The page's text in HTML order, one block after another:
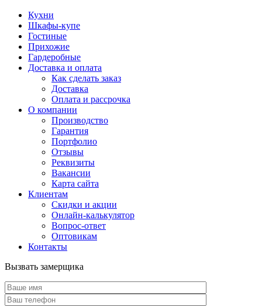
Кухни
Шкафы-купе
Гостиные
Прихожие
Гардеробные
Доставка и оплата
Как сделать заказ
Доставка
Оплата и рассрочка
О компании
Производство
Гарантия
Портфолио
Отзывы
Реквизиты
Вакансии
Карта сайта
Клиентам
Скидки и акции
Онлайн-калькулятор
Вопрос-ответ
Оптовикам
Контакты
Вызвать замерщика